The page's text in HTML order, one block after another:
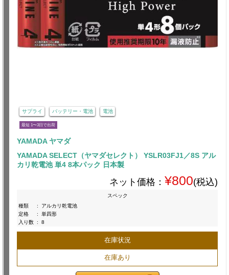
サプライ バッテリー・電池 電池
最短 1〜3日で出荷
YAMADA ヤマダ
YAMADA SELECT（ヤマダセレクト） YSLR03FJ1／8S アル
カリ乾電池 単4 8本パック 日本製
ネット価格： ¥800(税込)
スペック
種類
:
アルカリ乾電池
定格
:
単四形
入り数 : 8
在庫状況
在庫あり